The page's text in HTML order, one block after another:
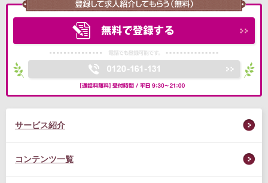
サービス紹介
コンテンツ一覧